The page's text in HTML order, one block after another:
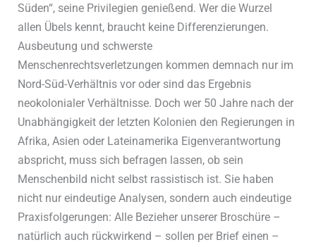
Süden“, seine Privilegien genießend. Wer die Wurzel
allen Übels kennt, braucht keine Differenzierungen.
Ausbeutung und schwerste
Menschenrechtsverletzungen kommen demnach nur im
Nord-Süd-Verhältnis vor oder sind das Ergebnis
neokolonialer Verhältnisse. Doch wer 50 Jahre nach der
Unabhängigkeit der letzten Kolonien den Regierungen in
Afrika, Asien oder Lateinamerika Eigenverantwortung
abspricht, muss sich befragen lassen, ob sein
Menschenbild nicht selbst rassistisch ist. Sie haben
nicht nur eindeutige Analysen, sondern auch eindeutige
Praxisfolgerungen: Alle Bezieher unserer Broschüre –
natürlich auch rückwirkend – sollen per Brief einen –